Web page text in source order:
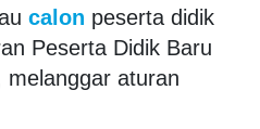
calon peserta didik
Peserta Didik Baru
melanggar aturan